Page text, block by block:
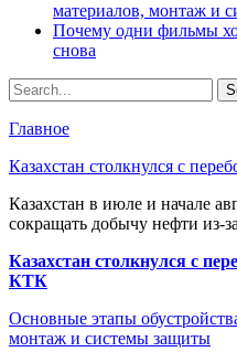
материалов, монтаж и
Почему одни фильмы
снова
Главное
Казахстан столкнулся с
Казахстан в июле и начале
сокращать добычу нефти из-
Казахстан столкнулся с
КТК
Основные этапы
монтаж и системы защиты